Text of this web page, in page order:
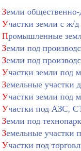
Земли общественно-
Участки земли с ж/
Промышленные
Земли под
Земли под
Участки земли под
Земельные участки
Участки земли под
Участки под АЗС,
Земли под
Земельные участки
Участки под